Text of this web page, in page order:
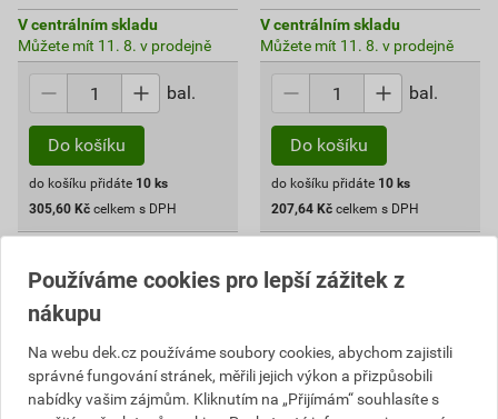
V centrálním skladu
Můžete mít 11. 8. v prodejně
bal.
Do košíku
do košíku přidáte 10 ks
305,60 Kč celkem s DPH
V centrálním skladu
Můžete mít 11. 8. v prodejně
bal.
Do košíku
do košíku přidáte 10 ks
207,64 Kč celkem s DPH
Používáme cookies pro lepší zážitek z
nákupu
Na webu dek.cz používáme soubory cookies, abychom zajistili
správné fungování stránek, měřili jejich výkon a přizpůsobili
nabídky vašim zájmům. Kliknutím na „Přijímám“ souhlasíte s